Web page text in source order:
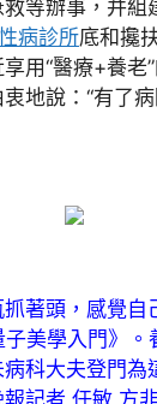
等辦事，并組
病診所底和攙
用“醫療+養老
地說：“有了
頭，感覺自
美學入門》。
科大夫登門為
報記者 任敏 方